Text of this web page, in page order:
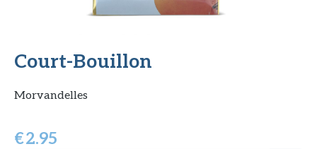
Court-Bouillon
Morvandelles
€2.95